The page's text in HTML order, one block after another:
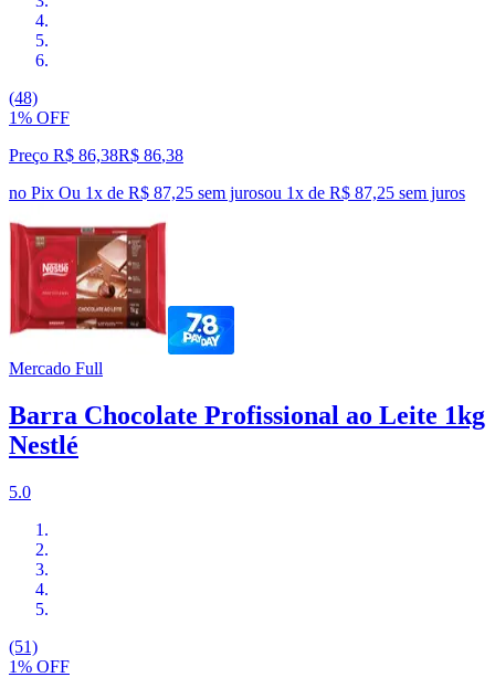
(48)
1% OFF
Preço R$ 86,38R$ 86,38
no Pix Ou 1x de R$ 87,25 sem jurosou 1x de R$ 87,25 sem juros
Mercado Full
Barra Chocolate Profissional ao Leite 1kg
Nestlé
5.0
(51)
1% OFF